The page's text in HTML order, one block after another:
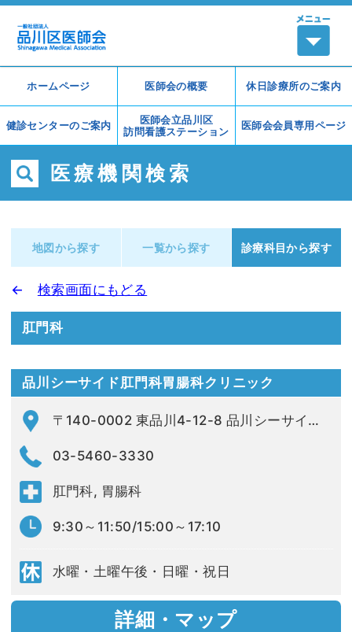
ホームページ 医師会の概要 休日診療所のご案内
健診センターのご案内
医師会立品川区
訪問看護ステーション
医師会会員専用ページ
医療機関検索
地図から探す 一覧から探す 診療科目から探す
← 検索画面にもどる
肛門科
品川シーサイド肛門科胃腸科クリニック
〒140-0002 東品川4-12-8 品川シーサイドイーストタワー1F
03-5460-3330
肛門科, 胃腸科
9:30～11:50/15:00～17:10
水曜・土曜午後・日曜・祝日
詳細・マップ